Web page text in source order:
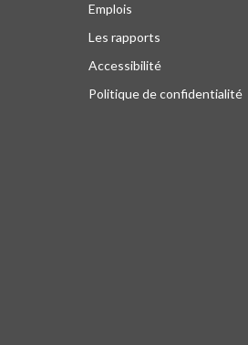
Emplois
Les rapports
Accessibilité
Politique de confidentialité